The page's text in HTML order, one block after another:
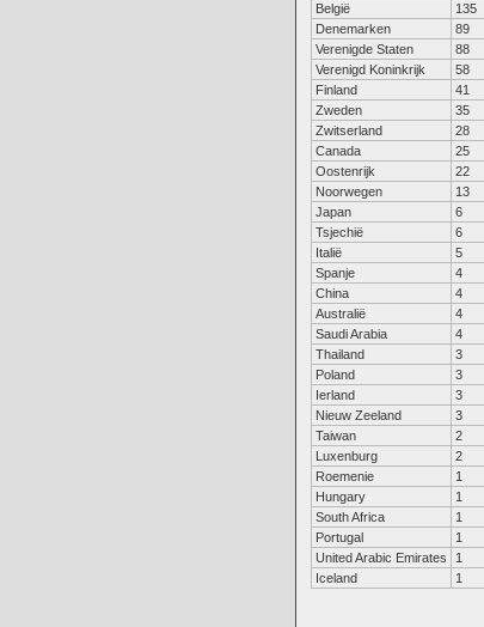
België
135
Denemarken
89
Verenigde Staten
88
Verenigd Koninkrijk
58
Finland
41
Zweden
35
Zwitserland
28
Canada
25
Oostenrijk
22
Noorwegen
13
Japan
6
Tsjechië
6
Italië
5
Spanje
4
China
4
Australië
4
Saudi Arabia
4
Thailand
3
Poland
3
Ierland
3
Nieuw Zeeland
3
Taiwan
2
Luxenburg
2
Roemenie
1
Hungary
1
South Africa
1
Portugal
1
United Arabic Emirates
1
Iceland
1